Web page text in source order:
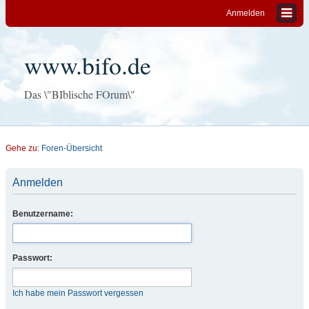
Anmelden
www.bifo.de
Das \"BIblische FOrum\"
Gehe zu: Foren-Übersicht
Anmelden
Benutzername:
Passwort:
Ich habe mein Passwort vergessen